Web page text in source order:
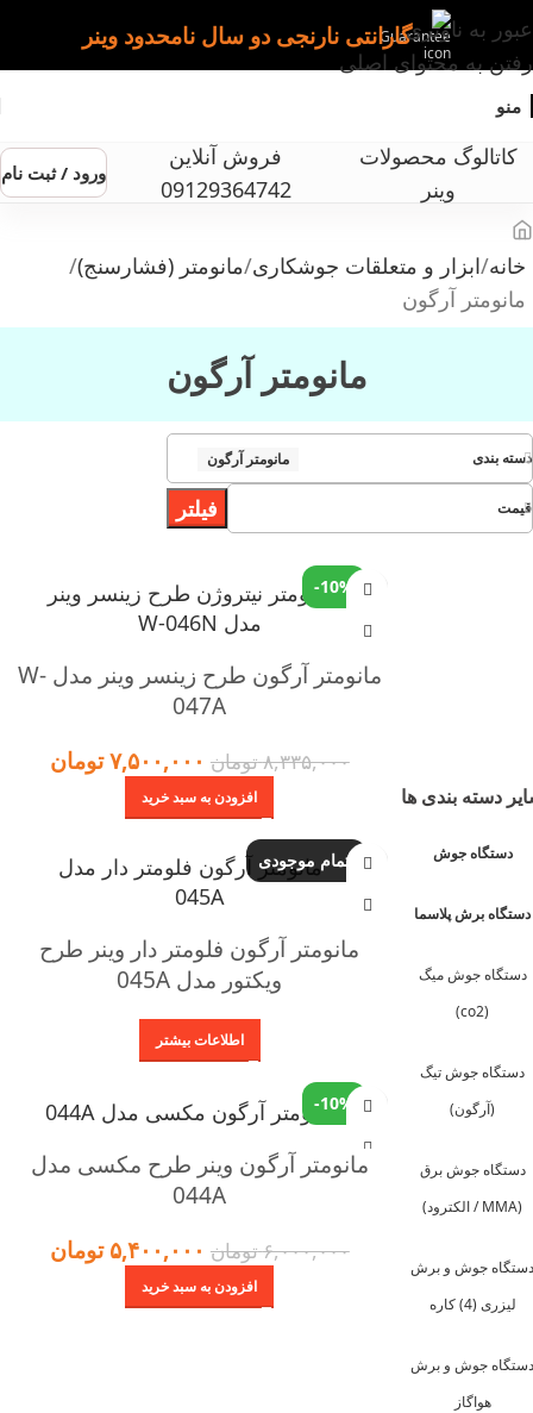
عبور به ناوبری
رفتن به محتوای اصلی
گارانتی نارنجی دو سال نامحدود وینر
منو
کاتالوگ محصولات
وینر
فروش آنلاین
09129364742
ورود / ثبت نام
خانه ابزار و متعلقات جوشکاری مانومتر (فشارسنج)
مانومتر آرگون
مانومتر آرگون
دسته بندی مانومتر آرگون
قیمت فیلتر
دسته بندی ها
دستگاه جوش
دستگاه برش پلاسما
دستگاه جوش میگ
(co2)
دستگاه جوش تیگ
(آرگون)
دستگاه جوش برق
(MMA / الکترود)
جوش و برش
لیزری (4) کاره
جوش و برش
هواگاز
-10%
مانومتر آرگون طرح زینسر وینر مدل W-
047A
۸,۳۳۵,۰۰۰تومان ۷,۵۰۰,۰۰۰تومان
افزودن به سبد خرید
اتمام موجودی
مانومتر آرگون فلومتر دار وینر طرح
ویکتور مدل 045A
اطلاعات بیشتر
-10%
مانومتر آرگون وینر طرح مکسی مدل
044A
۶,۰۰۰,۰۰۰تومان ۵,۴۰۰,۰۰۰ تومان
افزودن به سبد خرید